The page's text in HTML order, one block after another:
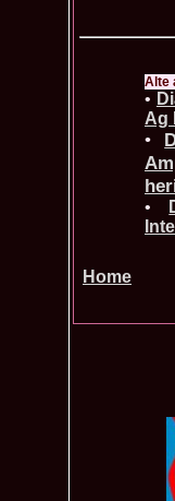
Alte
•
Ag
•
•
Home